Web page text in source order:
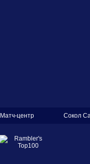
Матч-центр Сокол